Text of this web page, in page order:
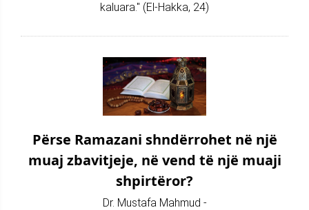
kaluara." (El-Hakka, 24)
Përse Ramazani shndërrohet në një
muaj zbavitjeje, në vend të një muaji
shpirtëror?
Dr. Mustafa Mahmud -